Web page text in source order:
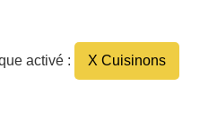
activé : X Cuisinons